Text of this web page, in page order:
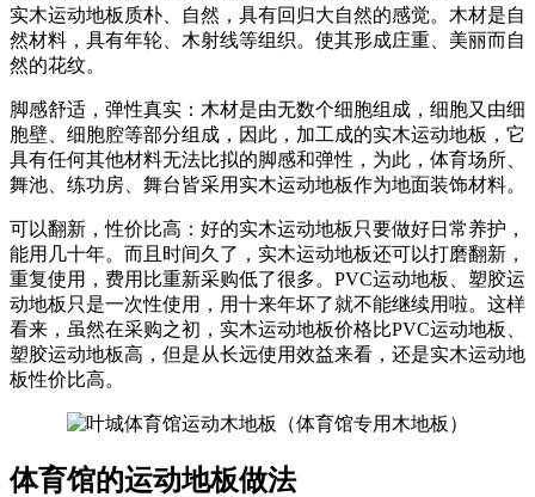
实木运动地板质朴、自然，具有回归大自然的感觉。木材是自
然材料，具有年轮、木射线等组织。使其形成庄重、美丽而自
然的花纹。
脚感舒适，弹性真实：木材是由无数个细胞组成，细胞又由细
胞壁、细胞腔等部分组成，因此，加工成的实木运动地板，它
具有任何其他材料无法比拟的脚感和弹性，为此，体育场所、
舞池、练功房、舞台皆采用实木运动地板作为地面装饰材料。
可以翻新，性价比高：好的实木运动地板只要做好日常养护，
能用几十年。而且时间久了，实木运动地板还可以打磨翻新，
重复使用，费用比重新采购低了很多。PVC运动地板、塑胶运
动地板只是一次性使用，用十来年坏了就不能继续用啦。这样
看来，虽然在采购之初，实木运动地板价格比PVC运动地板、
塑胶运动地板高，但是从长远使用效益来看，还是实木运动地
板性价比高。
体育馆的运动地板做法